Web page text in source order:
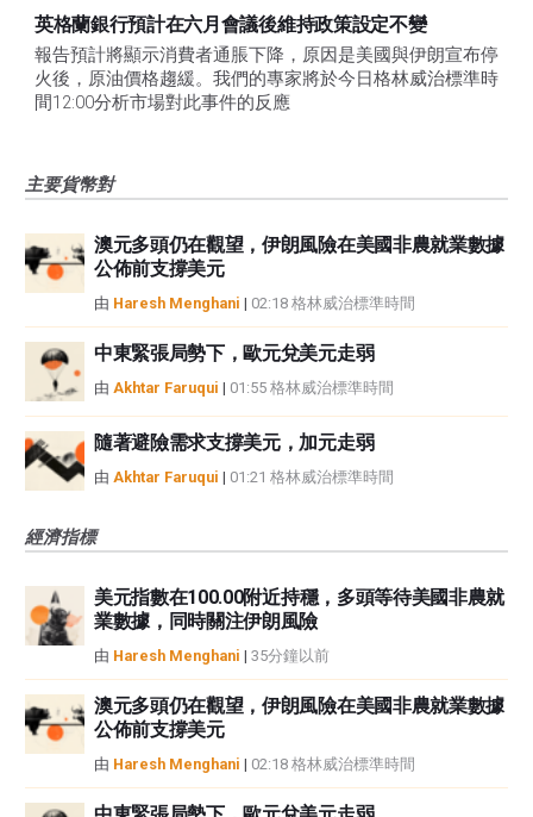
英格蘭銀行預計在六月會議後維持政策設定不變
報告預計將顯示消費者通脹下降，原因是美國與伊朗宣布停
火後，原油價格趨緩。我們的專家將於今日格林威治標準時
間12:00分析市場對此事件的反應
主要貨幣對
澳元多頭仍在觀望，伊朗風險在美國非農就業數據
公佈前支撐美元
由 Haresh Menghani | 02:18 格林威治標準時間
中東緊張局勢下，歐元兌美元走弱
由 Akhtar Faruqui | 01:55 格林威治標準時間
隨著避險需求支撐美元，加元走弱
由 Akhtar Faruqui | 01:21 格林威治標準時間
經濟指標
美元指數在100.00附近持穩，多頭等待美國非農就
業數據，同時關注伊朗風險
由 Haresh Menghani | 35分鐘以前
澳元多頭仍在觀望，伊朗風險在美國非農就業數據
公佈前支撐美元
由 Haresh Menghani | 02:18 格林威治標準時間